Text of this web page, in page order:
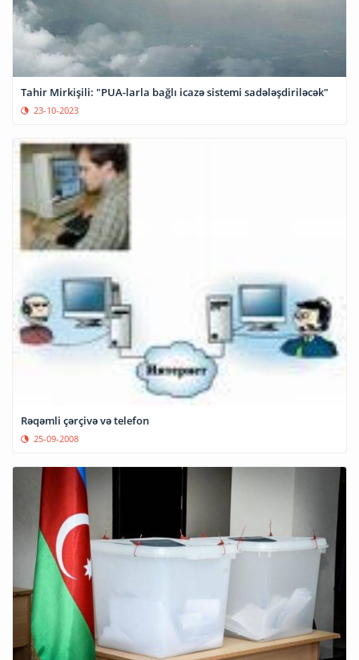
Tahir Mirkişili: "PUA-larla bağlı icazə sistemi sadələşdiriləcək"
23-10-2023
Rəqəmli çərçivə və telefon
25-09-2008